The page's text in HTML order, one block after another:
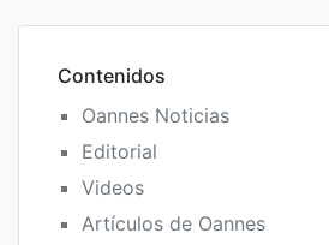
Contenidos
Oannes Noticias
Editorial
Videos
Artículos de Oannes